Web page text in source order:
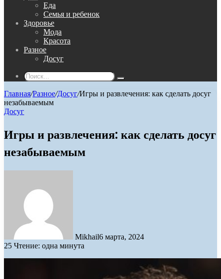
Еда
Семья и ребенок
Здоровье
Мода
Красота
Разное
Досуг
Поиск...
Главная/Разное/Досуг/Игры и развлечения: как сделать досуг
незабываемым
Досуг
Игры и развлечения: как сделать досуг
незабываемым
Mikhail6 марта, 2024
25 Чтение: одна минута